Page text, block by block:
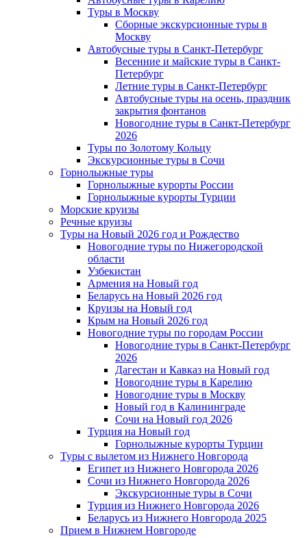
Туры в Москву
Сборные экскурсионные туры в
Москву
Автобусные туры в Санкт-Петербург
Весенние и майские туры в Санкт-
Петербург
Летние туры в Санкт-Петербург
Автобусные туры на осень, праздник
закрытия фонтанов
Новогодние туры в Санкт-Петербург
2026
Туры по Золотому Кольцу
Экскурсионные туры в Сочи
Горнолыжные туры
Горнолыжные курорты России
Горнолыжные курорты Турции
Морские круизы
Речные круизы
Туры на Новый 2026 год и Рождество
Новогодние туры по Нижегородской
области
Узбекистан
Армения на Новый год
Беларусь на Новый 2026 год
Круизы на Новый год
Крым на Новый 2026 год
Новогодние туры по городам России
Новогодние туры в Санкт-Петербург
2026
Дагестан и Кавказ на Новый год
Новогодние туры в Карелию
Новогодние туры в Москву
Новый год в Калининграде
Сочи на Новый год 2026
Турция на Новый год
Горнолыжные курорты Турции
Туры с вылетом из Нижнего Новгорода
Египет из Нижнего Новгорода 2026
Сочи из Нижнего Новгорода 2026
Экскурсионные туры в Сочи
Турция из Нижнего Новгорода 2026
Беларусь из Нижнего Новгорода 2025
Прием в Нижнем Новгороде